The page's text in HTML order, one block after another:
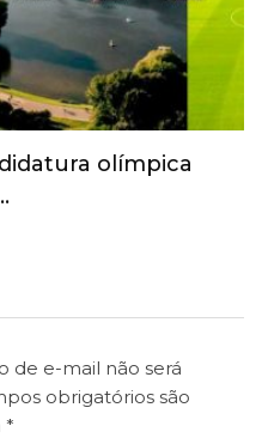
olímpica
de e-mail não será
obrigatórios são
*